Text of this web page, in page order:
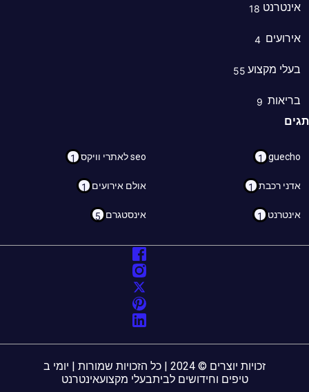
18
4
מקצוע55
9
1 seo לאתרי וויקס 1
רכבת 1 אולם אירועים 1
1 אינסטגרם 5
זכויות יוצרים © 2024 | כל הזכויות שמורות | יומי ב
טיפים וחידושים לביתבעלי מקצועאינטרנט